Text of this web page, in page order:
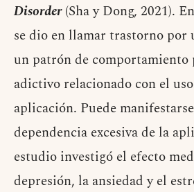
Disorder(Sha y Dong, 2021).
se dio en llamar trastorno por
un patrón de
adictivo relacionado con el
aplicación. Puede
dependencia excesiva de la
estudio investigó el efecto
depresión, la ansiedad y el